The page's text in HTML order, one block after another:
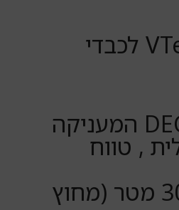
₪186.00.
VTech SLB-150 לכבדי
טכנולוגיית DECT המעניקה
, טווח
טווח דיבור 300 מטר (מחוץ